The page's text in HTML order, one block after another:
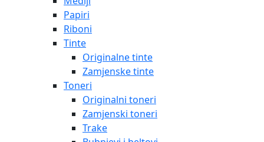
Papiri
Riboni
Tinte
Originalne tinte
Zamjenske tinte
Toneri
Originalni toneri
Zamjenski toneri
Trake